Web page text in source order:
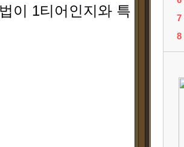
이 1티어인지와 특
7
8